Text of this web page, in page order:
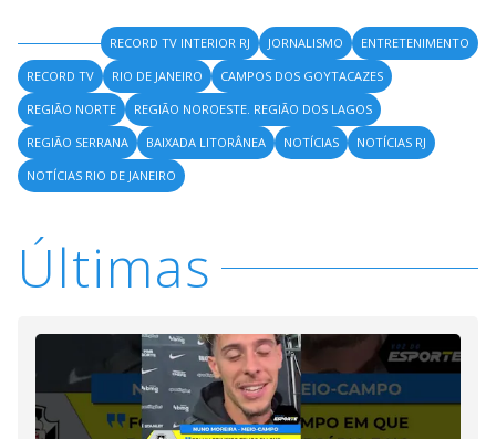
RECORD TV INTERIOR RJ JORNALISMO
ENTRETENIMENTO
RECORD TV
RIO DE JANEIRO
CAMPOS DOS GOYTACAZES
REGIÃO NORTE
REGIÃO NOROESTE. REGIÃO DOS LAGOS
REGIÃO SERRANA
BAIXADA LITORÂNEA NOTÍCIAS
NOTÍCIAS RJ
NOTÍCIAS RIO DE JANEIRO
Últimas